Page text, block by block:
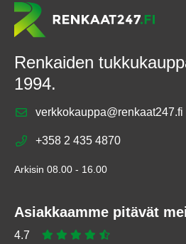
Renkaiden
1994.
verkkokauppa@renkaat247.fi
+358 2 435 4870
Arkisin 08.00 - 16.00
Asiakkaamme pitävät
4.7